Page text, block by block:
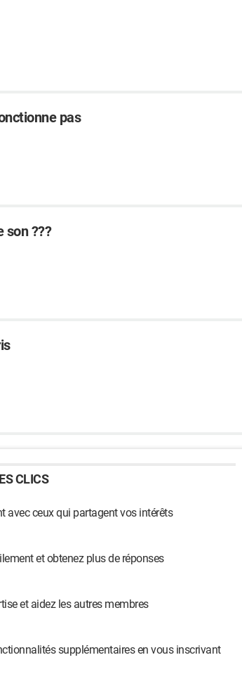
pas
son ???
CLICS
avec ceux qui partagent vos intérêts
et obtenez plus de réponses
et aidez les autres membres
supplémentaires en vous inscrivant